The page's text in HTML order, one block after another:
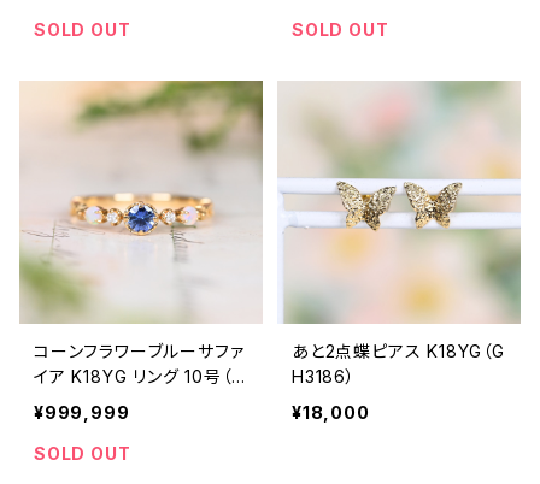
SOLD OUT
SOLD OUT
コーンフラワーブルーサファ
イア K18YG リング 10号（J
K6930）
¥999,999
SOLD OUT
あと2点蝶ピアス K18YG（G
H3186）
¥18,000